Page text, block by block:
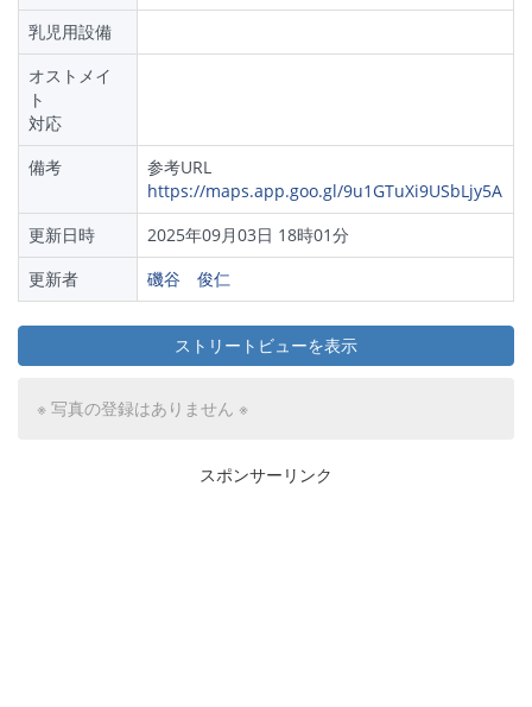
乳児用設備
オストメイ
ト
対応
備考
参考URL
https://maps.app.goo.gl/9u1GTuXi9USbLjy5A
更新日時
2025年09月03日 18時01分
更新者
磯谷 俊仁
ストリートビューを表示
※ 写真の登録はありません ※
スポンサーリンク